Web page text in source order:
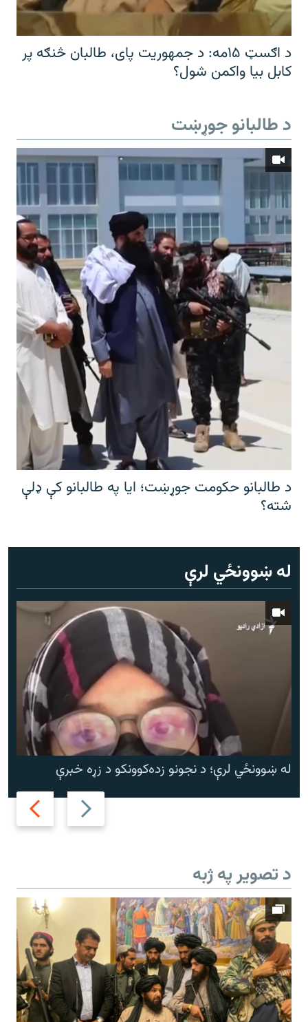
د اګسټ ۱۵مه: د جمهوریت پای، طالبان څنګه پر
کابل بیا واکمن شول؟
د طالبانو جوړښت
د طالبانو حکومت جوړښت؛ ایا په طالبانو کې ډلې
شته؟
له ښوونځي لرې
Previous
slide
Next
slide
له ښوونځي لرې؛ د نجونو زده‌کوونکو د زړه خبرې
د تصویر په ژبه